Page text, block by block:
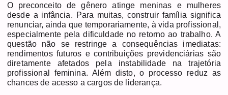
O preconceito de gênero atinge meninas e mulheres
desde a infância. Para muitas, construir família significa
renunciar, ainda que temporariamente, à vida profissional,
especialmente pela dificuldade no retorno ao trabalho. A
questão não se restringe a consequências imediatas:
rendimentos futuros e contribuições previdenciárias são
diretamente afetados pela instabilidade na trajetória
profissional feminina. Além disto, o processo reduz as
chances de acesso a cargos de liderança.